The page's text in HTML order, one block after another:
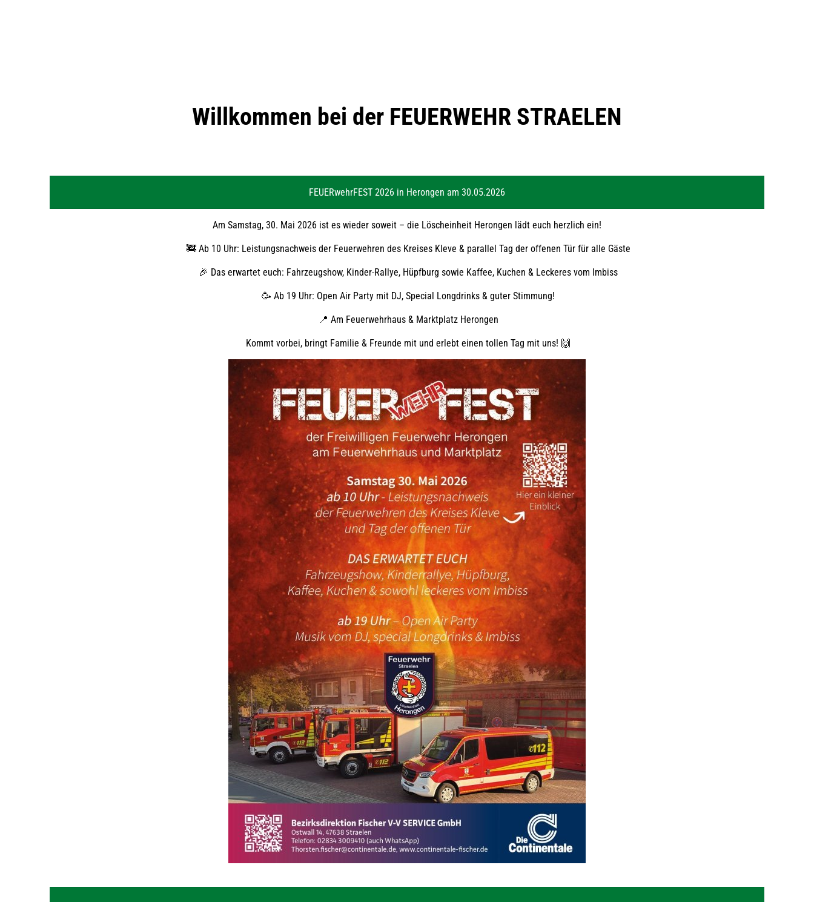
Willkommen bei der FEUERWEHR STRAELEN
FEUERwehrFEST 2026 in Herongen am 30.05.2026
Am Samstag, 30. Mai 2026 ist es wieder soweit – die Löscheinheit Herongen lädt euch herzlich ein!
🚒 Ab 10 Uhr: Leistungsnachweis der Feuerwehren des Kreises Kleve & parallel Tag der offenen Tür für alle Gäste
🎉 Das erwartet euch: Fahrzeugshow, Kinder-Rallye, Hüpfburg sowie Kaffee, Kuchen & Leckeres vom Imbiss
🥳 Ab 19 Uhr: Open Air Party mit DJ, Special Longdrinks & guter Stimmung!
📍 Am Feuerwehrhaus & Marktplatz Herongen
Kommt vorbei, bringt Familie & Freunde mit und erlebt einen tollen Tag mit uns! 🙌